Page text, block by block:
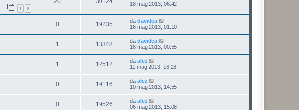
1 2
20 30124
18 mag 2013, 06:42
0 19235 da davidea
16 mag 2013, 01:10
1 13348 da davidea
16 mag 2013, 00:55
1 12512 da alez
11 mag 2013, 16:28
0 19116 da alez
10 mag 2013, 14:55
0 19526 da alez
06 mag 2013, 15:08